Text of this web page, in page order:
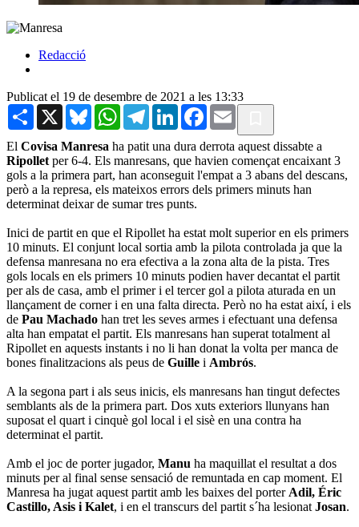
Redacció
Publicat el 19 de desembre de 2021 a les 13:33
Share X BlueskyWhatsAppTelegramLinkedInFacebook
Email
El Covisa Manresa ha patit una dura derrota aquest dissabte a
Ripollet per 6-4. Els manresans, que havien començat encaixant 3
gols a la primera part, han aconseguit l'empat a 3 abans del descans,
però a la represa, els mateixos errors dels primers minuts han
determinat deixar de sumar tres punts.
Inici de partit en que el Ripollet ha estat molt superior en els primers
10 minuts. El conjunt local sortia amb la pilota controlada ja que la
defensa manresana no era efectiva a la zona alta de la pista. Tres
gols locals en els primers 10 minuts podien haver decantat el partit
per als de casa, amb el primer i el tercer gol a pilota aturada en un
llançament de corner i en una falta directa. Però no ha estat així, i els
de Pau Machado han tret les seves armes i efectuant una defensa
alta han empatat el partit. Els manresans han superat totalment al
Ripollet en aquests instants i no li han donat la volta per manca de
bones finalitzacions als peus de Guille i Ambrós.
A la segona part i als seus inicis, els manresans han tingut defectes
semblants als de la primera part. Dos xuts exteriors llunyans han
suposat el quart i cinquè gol local i el sisè en una contra ha
determinat el partit.
Amb el joc de porter jugador, Manu ha maquillat el resultat a dos
minuts per al final sense sensació de remuntada en cap moment. El
Manresa ha jugat aquest partit amb les baixes del porter Adil, Éric
Castillo, Asis i Kalet, i en el transcurs del partit s´ha lesionat Josan.